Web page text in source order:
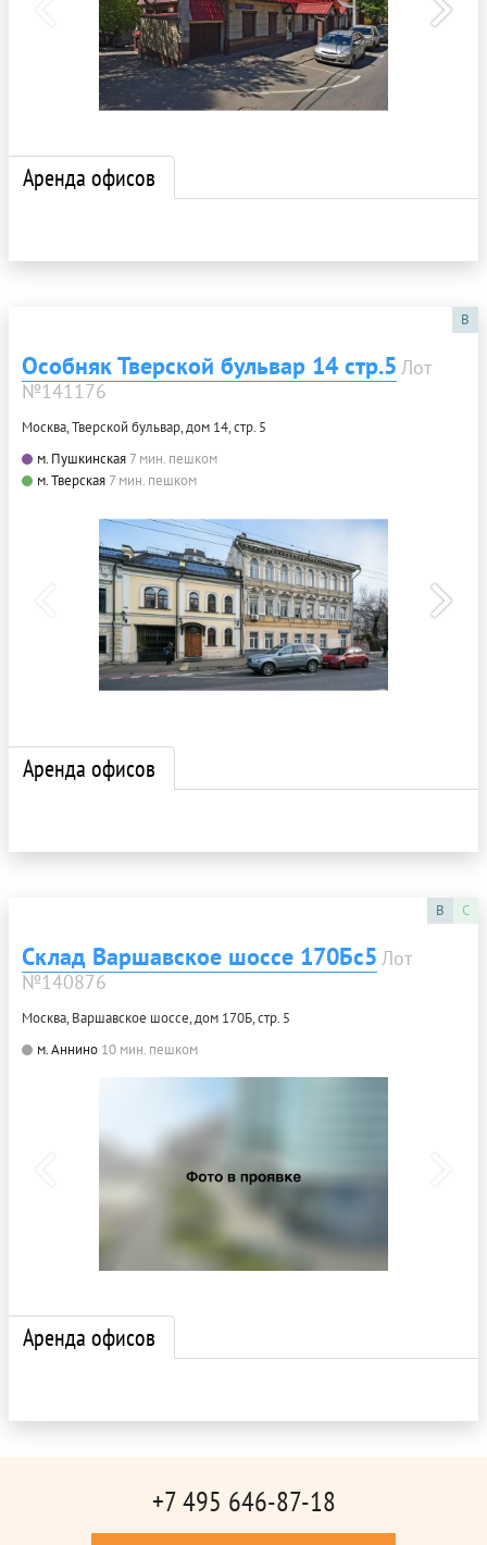
Аренда офисов
B
Особняк Тверской бульвар 14 стр.5 Лот
№141176
Москва, Тверской бульвар, дом 14, стр. 5
м. Пушкинская 7 мин. пешком
м. Тверская 7 мин. пешком
Аренда офисов
B C
Склад Варшавское шоссе 170Бс5 Лот
№140876
Москва, Варшавское шоссе, дом 170Б, стр. 5
м. Аннино 10 мин. пешком
Аренда офисов
+7 495 646-87-18